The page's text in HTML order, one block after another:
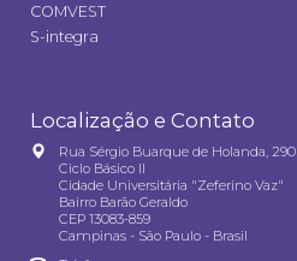
COMVEST
S-integra
Localização e Contato
Rua Sérgio Buarque de Holanda, 290
Ciclo Básico II
Cidade Universitária "Zeferino Vaz"
Bairro Barão Geraldo
CEP 13083-859
Campinas - São Paulo - Brasil